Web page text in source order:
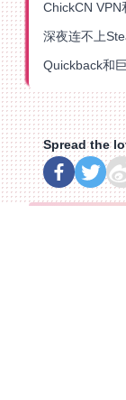
深夜连不上
Spread the